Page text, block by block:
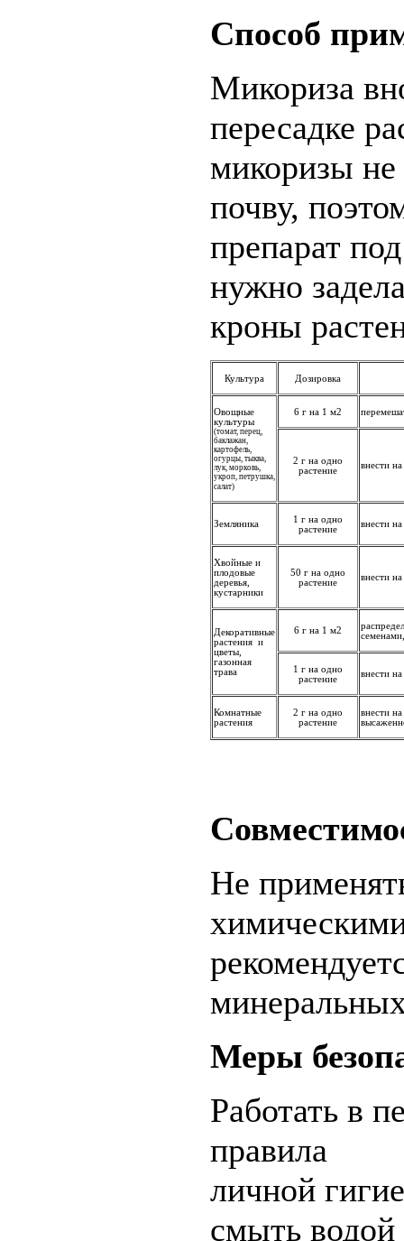
Способ
Микориза
пересадке
микоризы не
почву,
препарат
нужно
кроны
Культура Дозировка
Овощные
культуры
(томат, перец,
баклажан,
картофель,
огурцы, тыква,
лук, морковь,
укроп, петрушка,
салат)
6 г на 1 м2
2 г на одно
растение
внести
Земляника
1 г на одно
растение
внести
Хвойные и
плодовые
деревья,
кустарники
50 г на одно
растение
внести
Декоративные
растения и
цветы,
газонная
трава
6 г на 1 м2
1 г на одно
растение
внести
Комнатные
растения
2 г на одно
растение
внести
Не
Меры
Работать в
правила
личной
смыть